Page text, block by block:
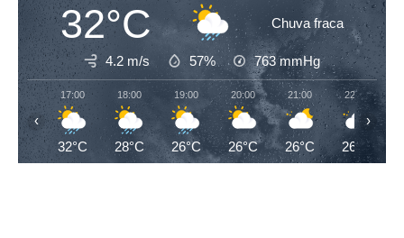
32°C Chuva fraca
4.2 m/s 57% 763mmHg
17:00
32°C
18:00
28°C
19:00
26°C
20:00
26°C
21:00
26°C
22:00
26°C
‹ ›